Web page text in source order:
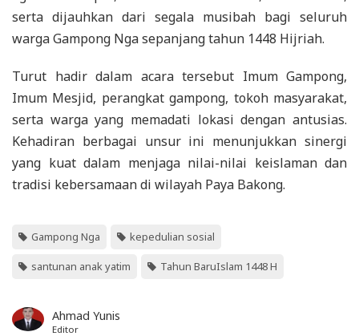
serta dijauhkan dari segala musibah bagi seluruh
warga Gampong Nga sepanjang tahun 1448 Hijriah.
Turut hadir dalam acara tersebut Imum Gampong,
Imum Mesjid, perangkat gampong, tokoh masyarakat,
serta warga yang memadati lokasi dengan antusias.
Kehadiran berbagai unsur ini menunjukkan sinergi
yang kuat dalam menjaga nilai-nilai keislaman dan
tradisi kebersamaan di wilayah Paya Bakong.
Gampong Nga kepedulian sosial
santunan anak yatim Tahun BaruIslam 1448 H
Ahmad Yunis
Editor